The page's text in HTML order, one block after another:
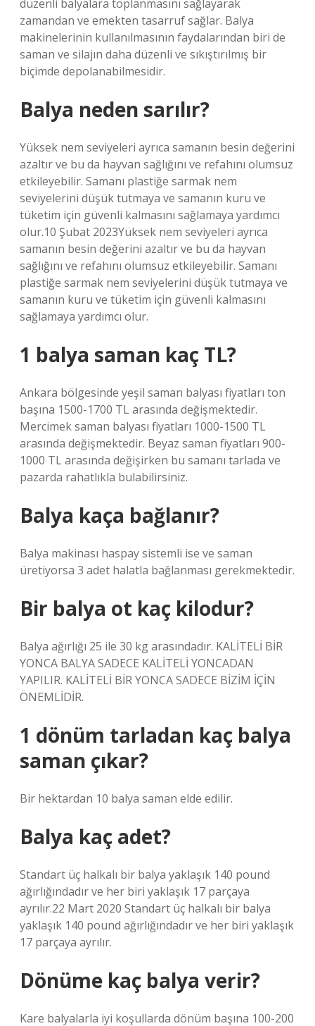
düzenli balyalara toplanmasını sağlayarak
zamandan ve emekten tasarruf sağlar. Balya
makinelerinin kullanılmasının faydalarından biri de
saman ve silajın daha düzenli ve sıkıştırılmış bir
biçimde depolanabilmesidir.
Balya neden sarılır?
Yüksek nem seviyeleri ayrıca samanın besin değerini
azaltır ve bu da hayvan sağlığını ve refahını olumsuz
etkileyebilir. Samanı plastiğe sarmak nem
seviyelerini düşük tutmaya ve samanın kuru ve
tüketim için güvenli kalmasını sağlamaya yardımcı
olur.10 Şubat 2023Yüksek nem seviyeleri ayrıca
samanın besin değerini azaltır ve bu da hayvan
sağlığını ve refahını olumsuz etkileyebilir. Samanı
plastiğe sarmak nem seviyelerini düşük tutmaya ve
samanın kuru ve tüketim için güvenli kalmasını
sağlamaya yardımcı olur.
1 balya saman kaç TL?
Ankara bölgesinde yeşil saman balyası fiyatları ton
başına 1500-1700 TL arasında değişmektedir.
Mercimek saman balyası fiyatları 1000-1500 TL
arasında değişmektedir. Beyaz saman fiyatları 900-
1000 TL arasında değişirken bu samanı tarlada ve
pazarda rahatlıkla bulabilirsiniz.
Balya kaça bağlanır?
Balya makinası haspay sistemli ise ve saman
üretiyorsa 3 adet halatla bağlanması gerekmektedir.
Bir balya ot kaç kilodur?
Balya ağırlığı 25 ile 30 kg arasındadır. KALİTELİ BİR
YONCA BALYA SADECE KALİTELİ YONCADAN
YAPILIR. KALİTELİ BİR YONCA SADECE BİZİM İÇİN
ÖNEMLİDİR.
1 dönüm tarladan kaç balya
saman çıkar?
Bir hektardan 10 balya saman elde edilir.
Balya kaç adet?
Standart üç halkalı bir balya yaklaşık 140 pound
ağırlığındadır ve her biri yaklaşık 17 parçaya
ayrılır.22 Mart 2020 Standart üç halkalı bir balya
yaklaşık 140 pound ağırlığındadır ve her biri yaklaşık
17 parçaya ayrılır.
Dönüme kaç balya verir?
Kare balyalarla iyi koşullarda dönüm başına 100-200